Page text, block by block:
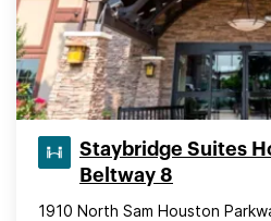
Staybridge Suites
Beltway 8
1910 North Sam Houston